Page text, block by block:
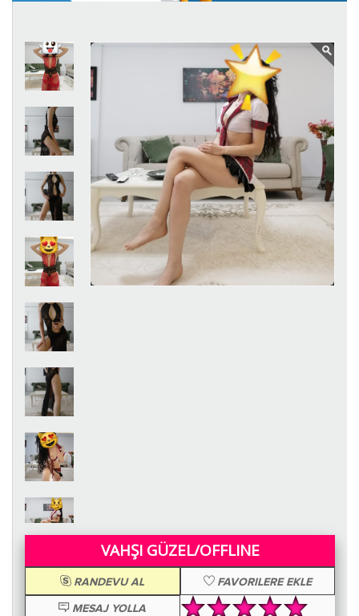
VAHŞI GÜZEL/OFFLINE
RANDEVU AL
FAVORILERE EKLE
MESAJ YOLLA